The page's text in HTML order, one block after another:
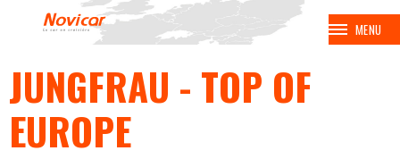
MENU
BALADES
VOYAGES
JUNGFRAU - TOP OF
EUROPE